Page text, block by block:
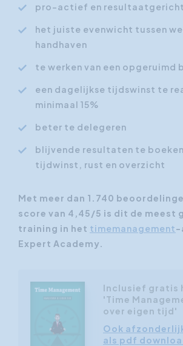
pro-actief en
het juiste evenwicht tussen
handhaven
te werken van een opgeruimd
een dagelijkse tijdswinst te
minimaal 15%
beter te delegeren
blijvende resultaten te
tijdwinst, rust en overzicht
Met meer dan 1.740
score van 4,45/5 is dit de meest
training in het timemanagement-
Expert Academy.
Inclusief gratis
'Time
over eigen tijd'
Ook
als pdf